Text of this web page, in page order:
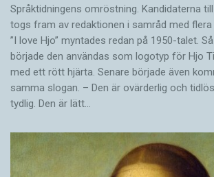
Språktidningens omröstning. Kandidaterna
togs fram av redaktionen i samråd med flera
”I love Hjo” myntades redan på 1950-talet.
började den användas som logotyp för Hjo
med ett rött hjärta. Senare började även
samma slogan. – Den är ovärderlig och
tydlig. Den är lätt…